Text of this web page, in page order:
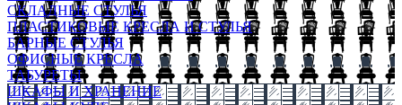
СКЛАДНЫЕ СТУЛЬЯ
ПЛАСТИКОВЫЕ КРЕСЛА И СТУЛЬЯ
БАРНЫЕ СТУЛЬЯ
ОФИСНЫЕ КРЕСЛА
ТАБУРЕТЫ
ШКАФЫ И ХРАНЕНИЕ